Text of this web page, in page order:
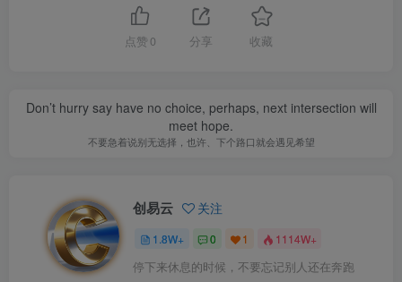
点赞 0 分享 收藏
Don’t hurry say have no choice, perhaps, next intersection will
meet hope.
不要急着说别无选择，也许、下个路口就会遇见希望
创易云 关注
1.8W+ 0 1 1114W+
停下来休息的时候，不要忘记别人还在奔跑